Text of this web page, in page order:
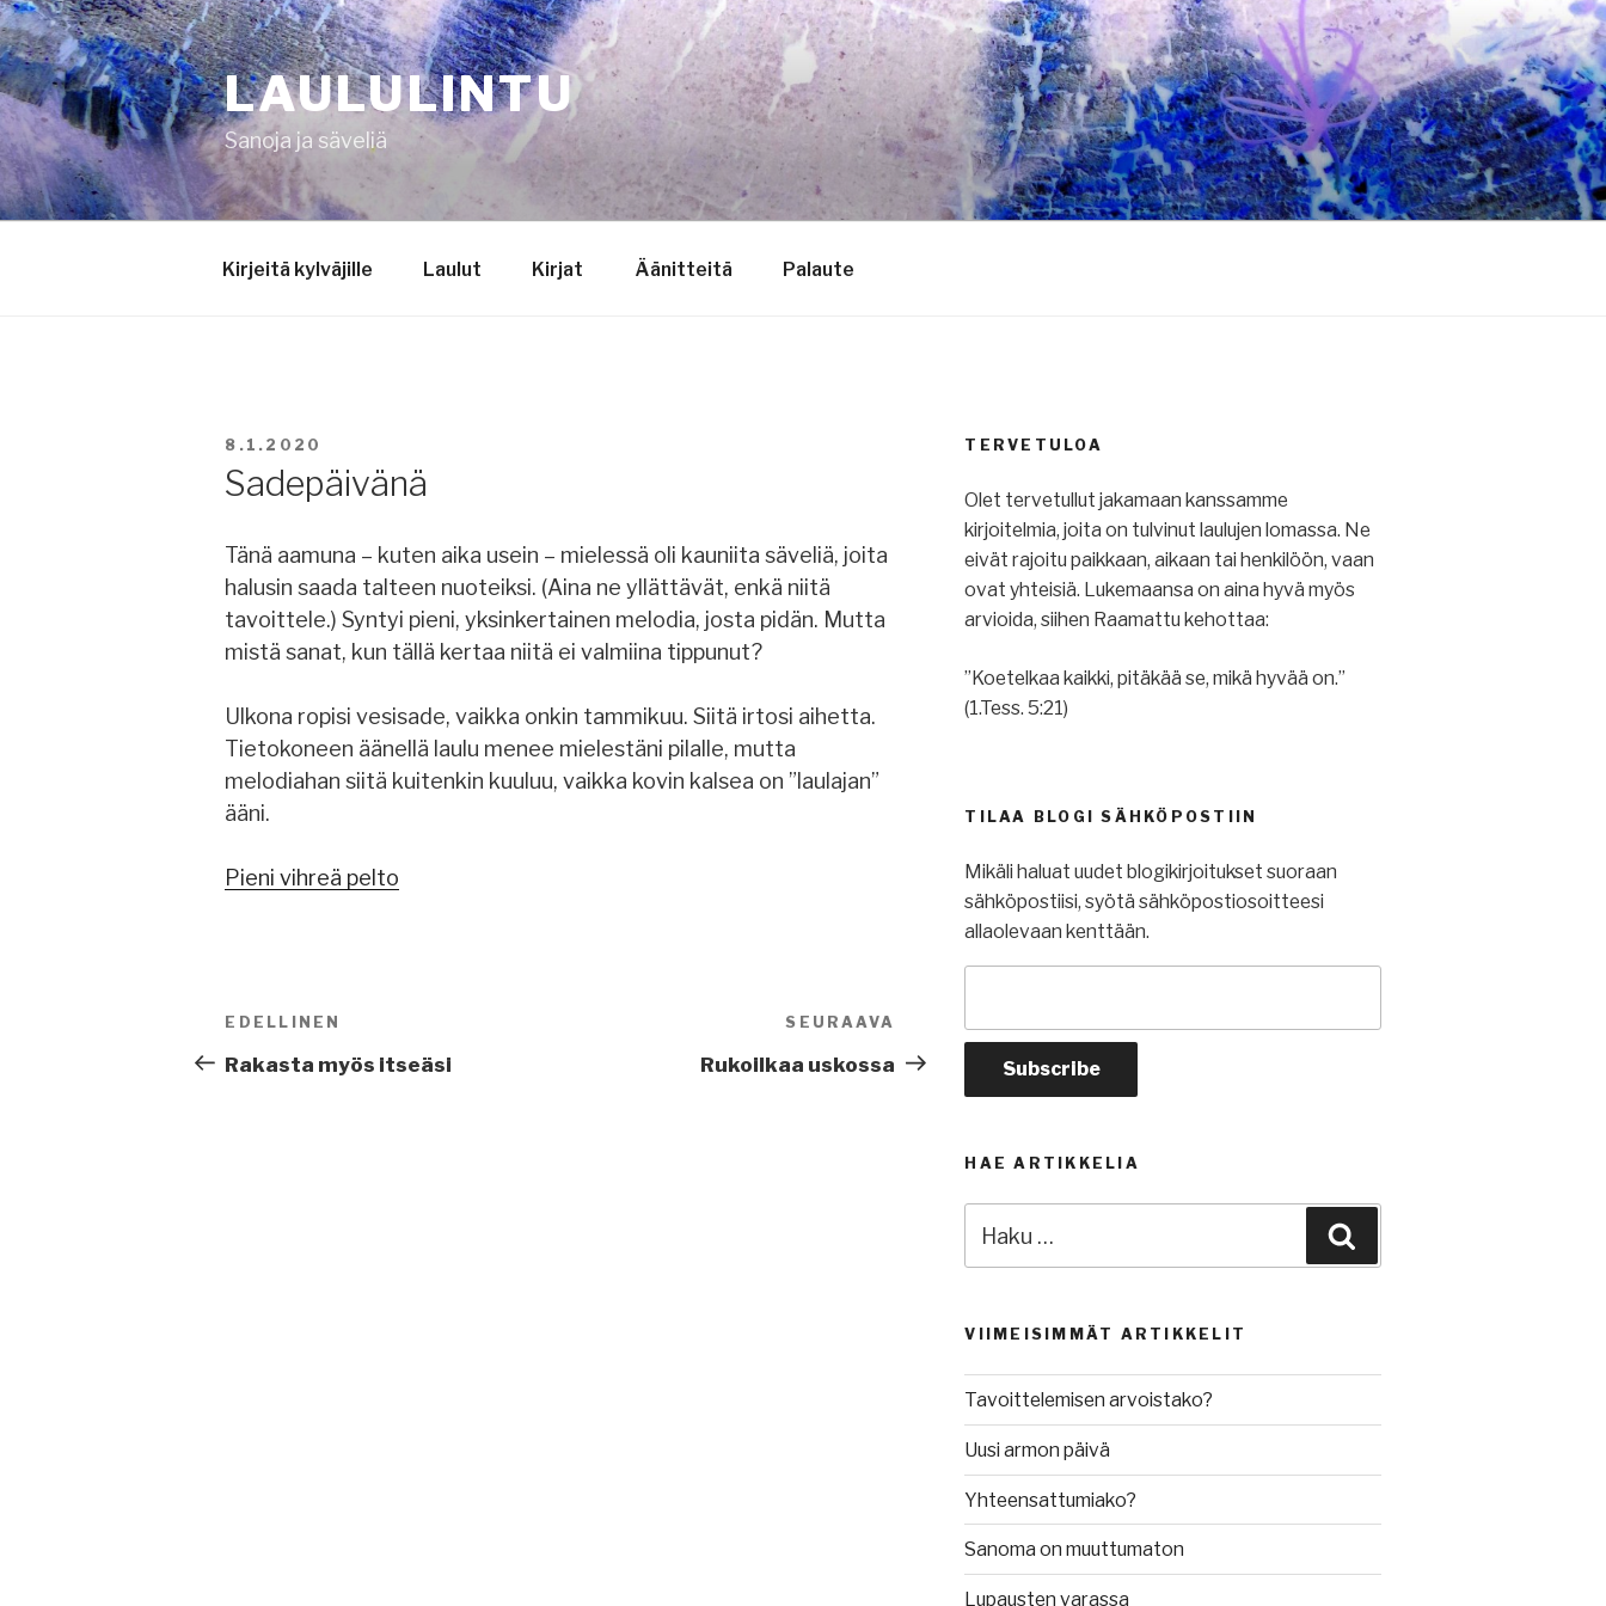
Siirry
sisältöön
LAULULINTU
Sanoja ja säveliä
Kirjeitä kylväjille Laulut Kirjat Äänitteitä Palaute
JULKAISTU
8.1.2020
Sadepäivänä
Tänä aamuna – kuten aika usein – mielessä oli kauniita säveliä, joita
halusin saada talteen nuoteiksi. (Aina ne yllättävät, enkä niitä
tavoittele.) Syntyi pieni, yksinkertainen melodia, josta pidän. Mutta
mistä sanat, kun tällä kertaa niitä ei valmiina tippunut?
Ulkona ropisi vesisade, vaikka onkin tammikuu. Siitä irtosi aihetta.
Tietokoneen äänellä laulu menee mielestäni pilalle, mutta
melodiahan siitä kuitenkin kuuluu, vaikka kovin kalsea on ”laulajan”
ääni.
Pieni vihreä pelto
Artikkelien
selaus
Edellinen
artikkeli
EDELLINEN
Rakasta myös itseäsi
Seuraava
artikkeli
SEURAAVA
Rukoilkaa uskossa
TERVETULOA
Olet tervetullut jakamaan kanssamme
kirjoitelmia, joita on tulvinut laulujen lomassa. Ne
eivät rajoitu paikkaan, aikaan tai henkilöön, vaan
ovat yhteisiä. Lukemaansa on aina hyvä myös
arvioida, siihen Raamattu kehottaa:
”Koetelkaa kaikki, pitäkää se, mikä hyvää on.”
(1.Tess. 5:21)
TILAA BLOGI SÄHKÖPOSTIIN
Mikäli haluat uudet blogikirjoitukset suoraan
sähköpostiisi, syötä sähköpostiosoitteesi
allaolevaan kenttään.
HAE ARTIKKELIA
VIIMEISIMMÄT ARTIKKELIT
Tavoittelemisen arvoistako?
Uusi armon päivä
Yhteensattumiako?
Sanoma on muuttumaton
Lupausten varassa